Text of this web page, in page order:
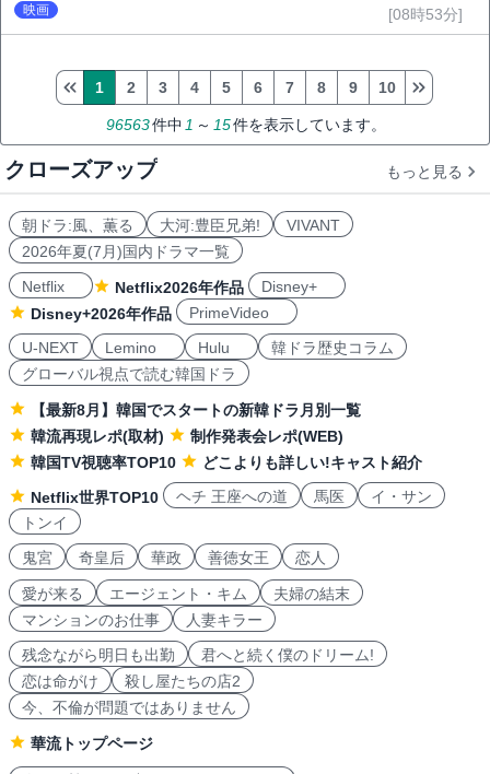
映画 [08時53分]
96563件中 1 ～ 15件を表示しています。
1 2 3 4 5 6 7 8 9 10
クローズアップ もっと見る
朝ドラ:風、薫る 大河:豊臣兄弟!
VIVANT
2026年夏(7月)国内ドラマ一覧
Netflix
Netflix2026年作品
Disney+
Disney+2026年作品
PrimeVideo
U-NEXT
Lemino Hulu
韓ドラ歴史コラム
グローバル視点で読む韓国ドラ
【最新8月】韓国でスタートの新韓ドラ月別一覧
韓流再現レポ(取材)
制作発表会レポ(WEB)
韓国TV視聴率TOP10
どこよりも詳しい!キャスト紹介
Netflix世界TOP10
ヘチ 王座への道 馬医
イ・サン
トンイ
鬼宮
奇皇后 華政 善徳女王 恋人
愛が来る エージェント・キム
夫婦の結末
マンションのお仕事
人妻キラー
残念ながら明日も出勤
君へと続く僕のドリーム!
恋は命がけ
殺し屋たちの店2
今、不倫が問題ではありません
華流トップページ